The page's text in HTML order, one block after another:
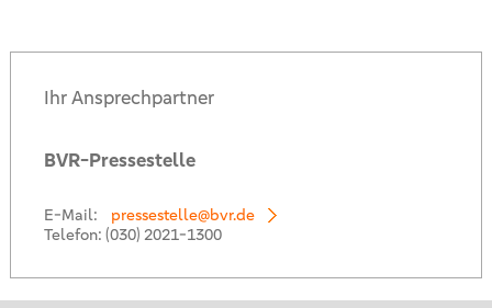
Ihr Ansprechpartner
BVR-Pressestelle
E-Mail:
pressestelle@bvr.de
Telefon: (030) 2021-1300